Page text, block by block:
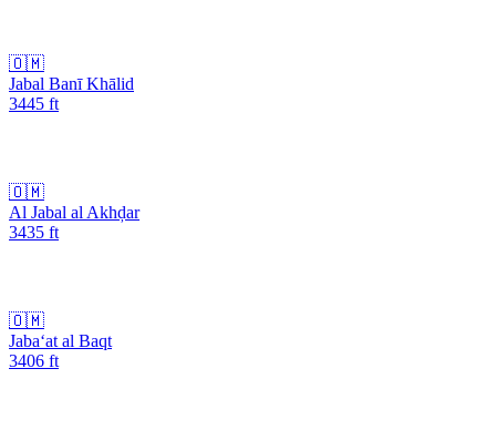
🇴🇲
Jabal Banī Khālid
3445 ft
🇴🇲
Al Jabal al Akhḑar
3435 ft
🇴🇲
Jaba‘at al Baqt
3406 ft